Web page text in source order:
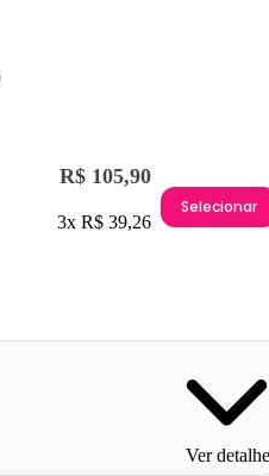
R$ 105,90
3x R$ 39,26
Selecionar
Ver